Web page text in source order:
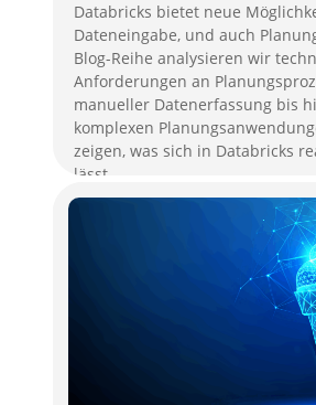
Databricks bietet neue
Dateneingabe, und auch
Blog-Reihe analysieren wir
Anforderungen an
manueller Datenerfassung bis
komplexen
zeigen, was sich in Databricks
lässt.
mehr lesen